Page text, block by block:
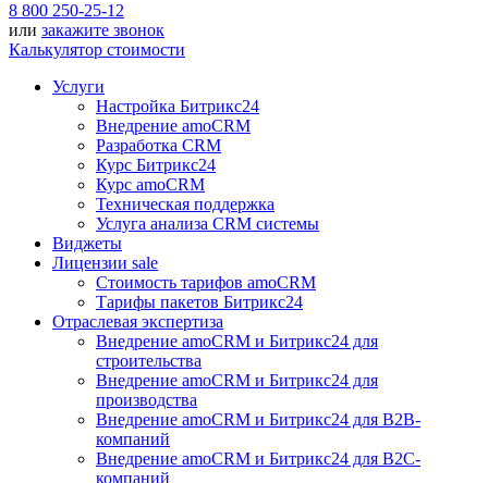
8 800 250-25-12
или закажите звонок
Калькулятор стоимости
Услуги
Настройка Битрикс24
Внедрение amoCRM
Разработка CRM
Курс Битрикс24
Курс amoCRM
Техническая поддержка
Услуга анализа CRM системы
Виджеты
Лицензии sale
Стоимость тарифов amoCRM
Тарифы пакетов Битрикс24
Отраслевая экспертиза
Внедрение amoCRM и Битрикс24 для
строительства
Внедрение amoCRM и Битрикс24 для
производства
Внедрение amoCRM и Битрикс24 для В2В-
компаний
Внедрение amoCRM и Битрикс24 для В2С-
компаний